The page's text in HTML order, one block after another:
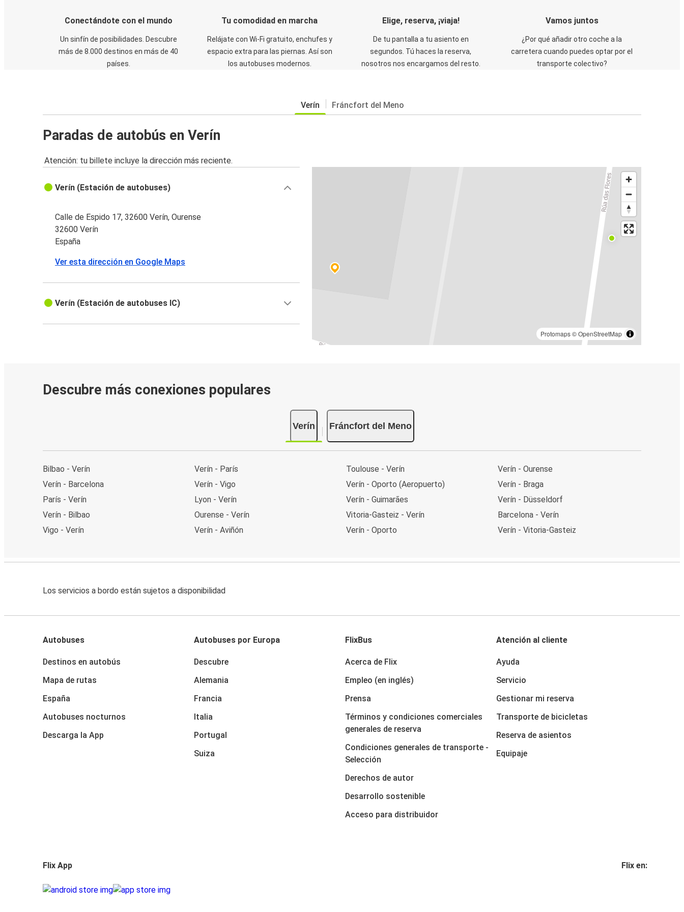
Conectándote con el mundo
Un sinfín de posibilidades. Descubre
más de 8.000 destinos en más de 40
países.
Tu comodidad en marcha
Relájate con Wi-Fi gratuito, enchufes y
espacio extra para las piernas. Así son
los autobuses modernos.
Elige, reserva, ¡viaja!
De tu pantalla a tu asiento en
segundos. Tú haces la reserva,
nosotros nos encargamos del resto.
Vamos juntos
¿Por qué añadir otro coche a la
carretera cuando puedes optar por el
transporte colectivo?
Verín Fráncfort del Meno
Paradas de autobús en Verín
Atención: tu billete incluye la dirección más reciente.
Protomaps©OpenStreetMap
Verín (Estación de autobuses)
Calle de Espido 17, 32600 Verín, Ourense
32600 Verín
España
Ver esta dirección en Google Maps
Verín (Estación de autobuses IC)
Descubre más conexiones populares
Verín Fráncfort del Meno
Bilbao - Verín
Verín - Barcelona
París - Verín
Verín - Bilbao
Vigo - Verín
Verín - París
Verín - Vigo
Lyon - Verín
Ourense - Verín
Verín - Aviñón
Toulouse - Verín
Verín - Oporto (Aeropuerto)
Verín - Guimarães
Vitoria-Gasteiz - Verín
Verín - Oporto
Verín - Ourense
Verín - Braga
Verín - Düsseldorf
Barcelona - Verín
Verín - Vitoria-Gasteiz
Los servicios a bordo están sujetos a disponibilidad
Autobuses
Destinos en autobús
Mapa de rutas
España
Autobuses nocturnos
Descarga la App
Autobuses por Europa
Descubre
Alemania
Francia
Italia
Portugal
Suiza
FlixBus
Acerca de Flix
Empleo (en inglés)
Prensa
Términos y condiciones comerciales
generales de reserva
Condiciones generales de transporte -
Selección
Derechos de autor
Desarrollo sostenible
Acceso para distribuidor
Atención al cliente
Ayuda
Servicio
Gestionar mi reserva
Transporte de bicicletas
Reserva de asientos
Equipaje
Flix App Flix en: